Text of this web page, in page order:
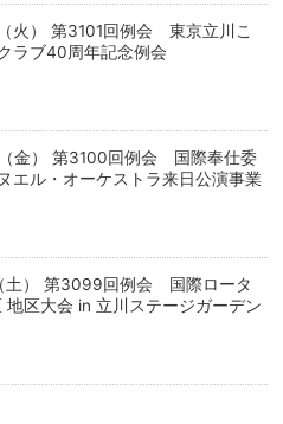
火） 第3101回例会 東京立川こ
ラブ40周年記念例会
金） 第3100回例会 国際奉仕委
エル・オーケストラ来日公演事業
土） 第3099回例会 国際ロータ
地区大会 in 立川ステージガーデン